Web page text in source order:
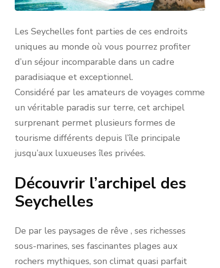
Les Seychelles font parties de ces endroits
uniques au monde où vous pourrez profiter
d’un séjour incomparable dans un cadre
paradisiaque et exceptionnel.
Considéré par les amateurs de voyages comme
un véritable paradis sur terre, cet archipel
surprenant permet plusieurs formes de
tourisme différents depuis l’île principale
jusqu’aux luxueuses îles privées.
Découvrir l’archipel des
Seychelles
De par les paysages de rêve , ses richesses
sous-marines, ses fascinantes plages aux
rochers mythiques, son climat quasi parfait